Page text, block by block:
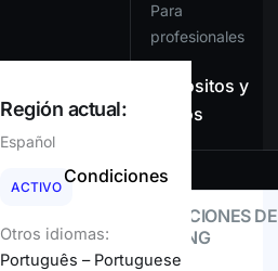
Para
profesionales
Depósitos y
retiros
Condiciones
CONDICIONES DE
TRADING
Región actual:
Español
ACTIVO
Otros idiomas:
Português – Portuguese